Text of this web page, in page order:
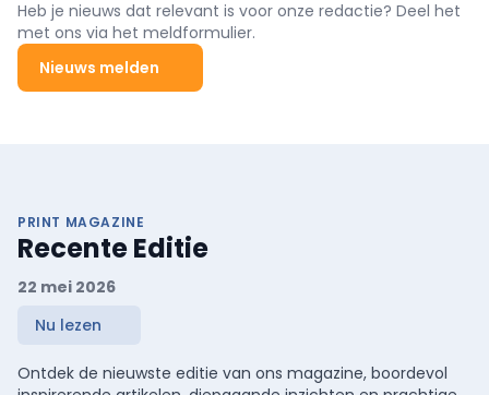
Heb je nieuws dat relevant is voor onze redactie? Deel het
met ons via het meldformulier.
Nieuws melden
PRINT MAGAZINE
Recente Editie
22 mei 2026
Nu lezen
Ontdek de nieuwste editie van ons magazine, boordevol